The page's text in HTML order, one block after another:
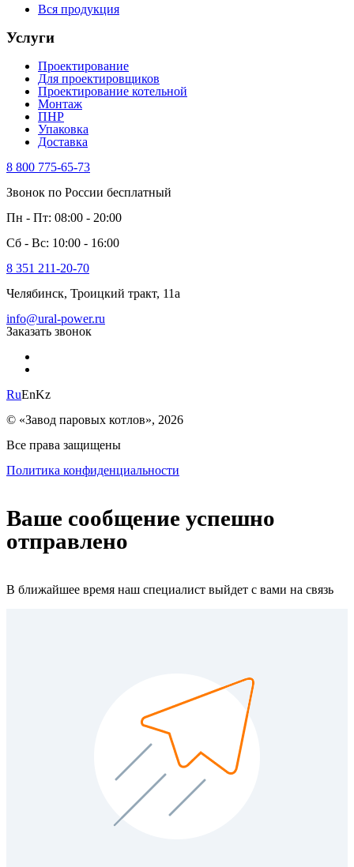
Вся продукция
Услуги
Проектирование
Для проектировщиков
Проектирование котельной
Монтаж
ПНР
Упаковка
Доставка
8 800 775-65-73
Звонок по России бесплатный
Пн - Пт: 08:00 - 20:00
Сб - Вс: 10:00 - 16:00
8 351 211-20-70
Челябинск, Троицкий тракт, 11а
info@ural-power.ru
Заказать звонок
RuEnKz
© «Завод паровых котлов», 2026
Все права защищены
Политика конфиденциальности
Ваше сообщение успешно
отправлено
В ближайшее время наш специалист выйдет с вами на связь